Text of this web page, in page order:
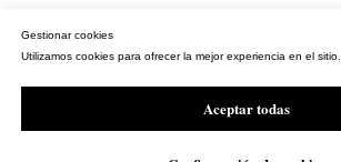
Gestionar cookies
Utilizamos cookies para ofrecer la mejor experiencia en el sitio.
Aceptar todas